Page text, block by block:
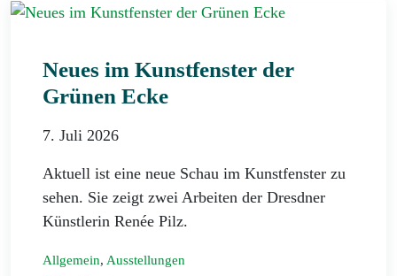
Neues im Kunstfenster der
Grünen Ecke
7. Juli 2026
Aktuell ist eine neue Schau im Kunstfenster zu
sehen. Sie zeigt zwei Arbeiten der Dresdner
Künstlerin Renée Pilz.
Allgemein, Ausstellungen